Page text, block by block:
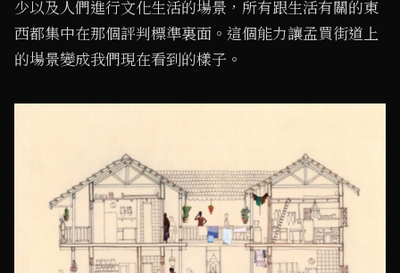
少以及人們進行文化生活的場景，所有跟生活有關的東
西都集中在那個評判標準裏面。這個能力讓孟買街道上
的場景變成我們現在看到的樣子。